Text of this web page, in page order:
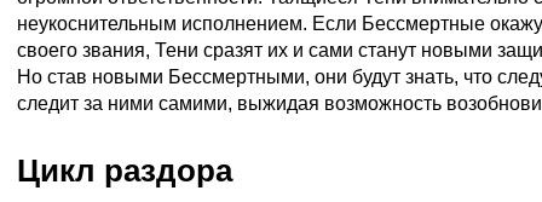
неукоснительным исполнением. Если Бессмертные
своего звания, Тени сразят их и сами станут новыми
Но став новыми Бессмертными, они будут знать, что
следит за ними самими, выжидая возможность
Цикл раздора